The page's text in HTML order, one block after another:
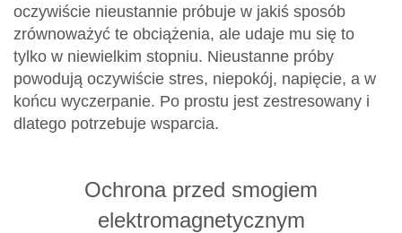
oczywiście nieustannie próbuje w jakiś sposób
zrównoważyć te obciążenia, ale udaje mu się to
tylko w niewielkim stopniu. Nieustanne próby
powodują oczywiście stres, niepokój, napięcie, a w
końcu wyczerpanie. Po prostu jest zestresowany i
dlatego potrzebuje wsparcia.
Ochrona przed smogiem
elektromagnetycznym